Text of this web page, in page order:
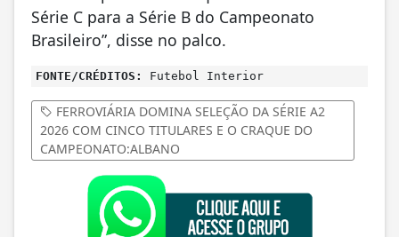
Série C para a Série B do Campeonato
Brasileiro”, disse no palco.
FONTE/CRÉDITOS: Futebol Interior
FERROVIÁRIA DOMINA SELEÇÃO DA SÉRIE A2
2026 COM CINCO TITULARES E O CRAQUE DO
CAMPEONATO:ALBANO